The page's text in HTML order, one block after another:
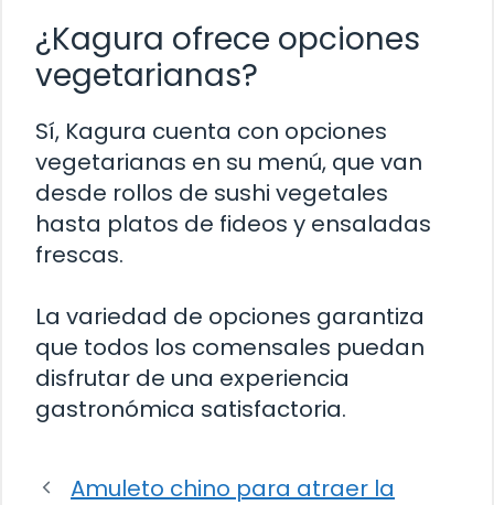
¿Kagura ofrece opciones
vegetarianas?
Sí, Kagura cuenta con opciones
vegetarianas en su menú, que van
desde rollos de sushi vegetales
hasta platos de fideos y ensaladas
frescas.
La variedad de opciones garantiza
que todos los comensales puedan
disfrutar de una experiencia
gastronómica satisfactoria.
Amuleto chino para atraer la